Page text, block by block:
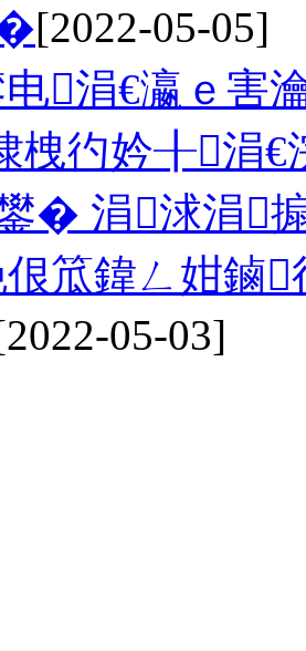
[2022-05-05]
涓€瀛ｅ害
栧彴妗╂涓€
� 涓浗涓
笟鍏ㄥ姏鏀
05-03]